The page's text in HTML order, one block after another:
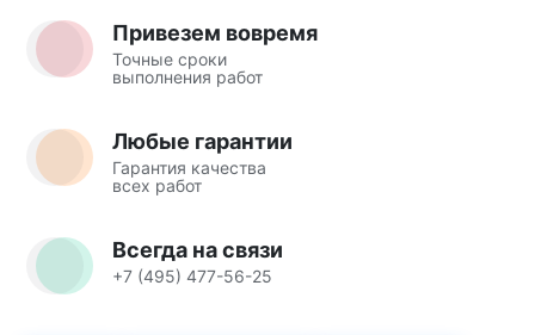
Привезем вовремя
Точные сроки
выполнения работ
Любые гарантии
Гарантия качества
всех работ
Всегда на связи
+7 (495) 477-56-25